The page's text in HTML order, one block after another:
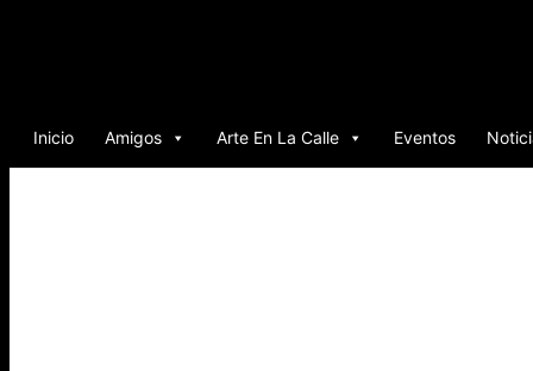
Inicio Amigos Arte En La Calle Eventos